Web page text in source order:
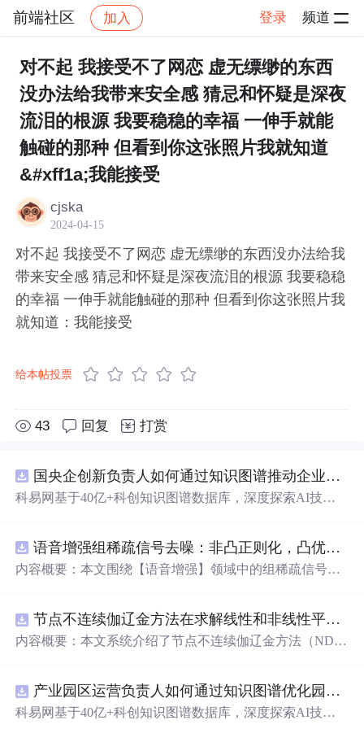
前端社区 加入 登录 频道
社区 前端社区 感慨 帖子详情
对不起 我接受不了网恋 虚无缥缈的东西
没办法给我带来安全感 猜忌和怀疑是深夜
流泪的根源 我要稳稳的幸福 一伸手就能
触碰的那种 但看到你这张照片我就知道
&#xff1a;我能接受
cjska
2024-04-15
对不起 我接受不了网恋 虚无缥缈的东西没办法给我
带来安全感 猜忌和怀疑是深夜流泪的根源 我要稳稳
的幸福 一伸手就能触碰的那种 但看到你这张照片我
就知道：我能接受
给本帖投票
43 回复 打赏
国央企创新负责人如何通过知识图谱推动企业技术创新与外部资源高效对接？.docx
科易网基于40亿+科创知识图谱数据库，深度探索AI技术
新领域的AI+数智化解决方案，推动科技创新与产业创新
智能化发展。
语音增强组稀疏信号去噪：非凸正则化，凸优化研究（Matlab代码实现）
内容概要：本文围绕【语音增强】领域中的组稀疏信号去
文章系统阐述了组稀疏信号模型的构建机制，引入非凸正
则项以更精确地逼近理想稀疏性，克服传统凸正则化在稀
实现，涵盖语音信号预处理、稀疏系数求解、去噪重构等
关键环节，并配套提供可复现的代码资源，便于研究人员
进一步验证与拓展。该方法在保留数学可处理性的同时显
节点不连续伽辽金方法在求解线性和非线性平流方程中的一维实现（Matlab代码实现）
内容概要：本文系统介绍了节点不连续伽辽金方法（ND
种高精度、高分辨率的数值离散化技术，特别适用于对流
主导的偏微分方程求解，在处理间断解和保持数值稳定性
产业园区运营负责人如何通过知识图谱优化园区企业与科研机构的协同创新机制？.docx
科易网基于40亿+科创知识图谱数据库，深度探索AI技术